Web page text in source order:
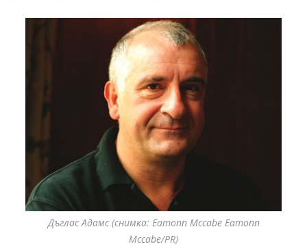
Дъглас Адамс (снимка: Eamonn Mccabe Eamonn
Mccabe/PR)